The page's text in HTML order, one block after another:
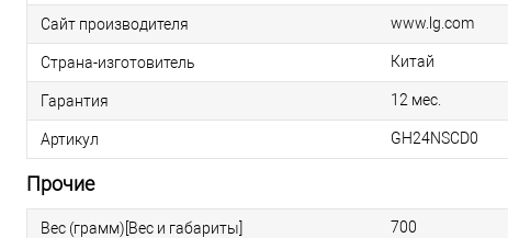
Сайт производителя www.lg.com
Страна-изготовитель Китай
Гарантия 12 мес.
Артикул GH24NSCD0
Прочие
Вес (грамм)[Вес и габариты] 700